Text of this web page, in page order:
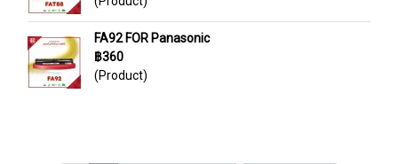
FA92 FOR Panasonic
฿360
(Product)